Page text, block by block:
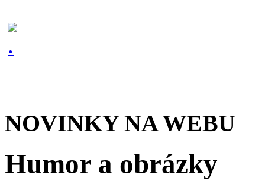
NOVINKY NA WEBU
Humor a obrázky